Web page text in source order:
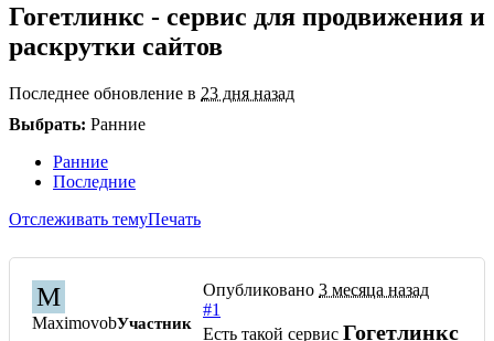
Гогетлинкс - сервис для продвижения и
раскрутки сайтов
Последнее обновление в 23 дня назад
Выбрать: Ранние
Ранние
Последние
Отслеживать темуПечать
M
MaximovobУчастник
Опубликовано 3 месяца назад
#1
Есть такой сервис Гогетлинкс